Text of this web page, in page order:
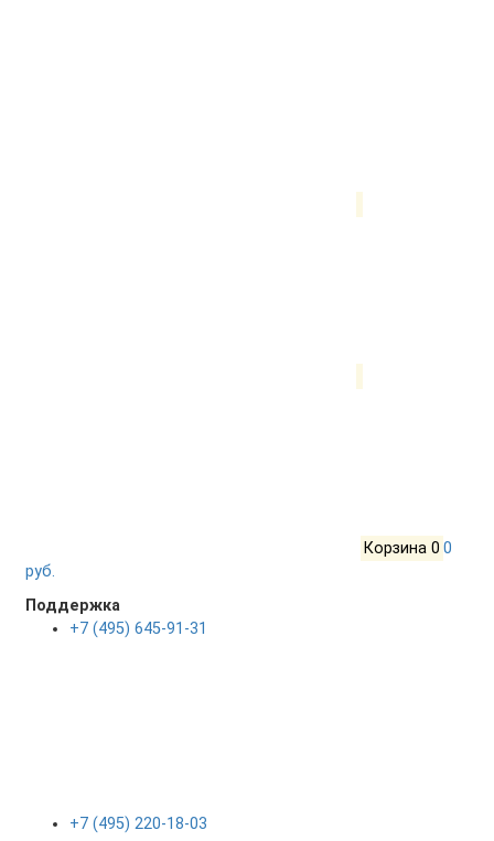
Корзина 0 0
руб.
Поддержка
+7 (495) 645-91-31
+7 (495) 220-18-03